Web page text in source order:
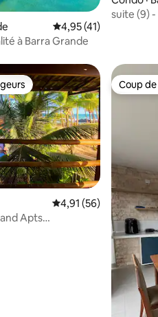
Note moyenne de
4,95 (41)
à Barra Grande
suite (9)
Note moyenne de
4,91 (56)
Apts
Coup
Coup